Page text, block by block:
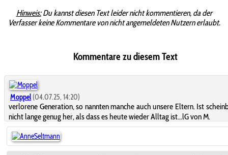
Hinweis:Du kannst diesen Text leider nicht kommentieren, da der
Verfasser keine Kommentare von nicht angemeldeten Nutzern erlaubt.
Kommentare zu diesem Text
Moppel (04.07.25, 14:20)
verlorene Generation, so nannten manche auch unsere Eltern. Ist
nicht lange genug her, als dass es heute wieder Alltag ist...lG von M.